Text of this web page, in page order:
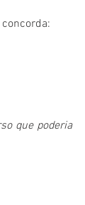
que poderia